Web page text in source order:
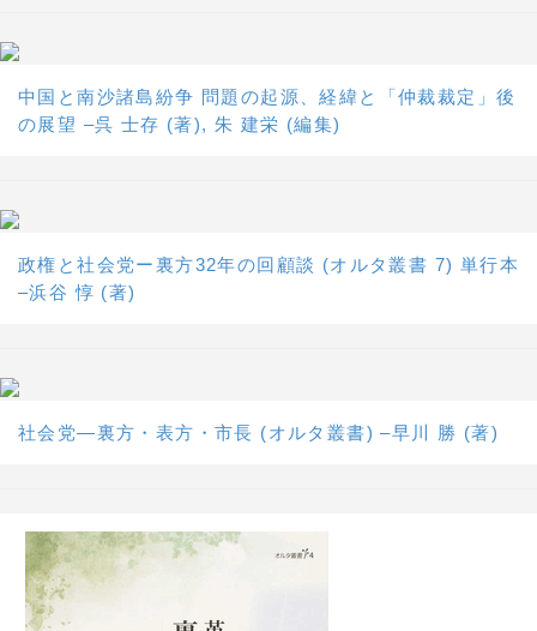
中国と南沙諸島紛争 問題の起源、経緯と「仲裁裁定」後
の展望 –呉 士存 (著), 朱 建栄 (編集)
政権と社会党ー裏方32年の回顧談 (オルタ叢書 7) 単行本
–浜谷 惇 (著)
社会党―裏方・表方・市長 (オルタ叢書) –早川 勝 (著)